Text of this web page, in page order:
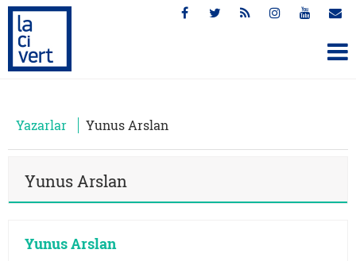
Yazarlar Yunus Arslan
Yunus Arslan
Yunus Arslan